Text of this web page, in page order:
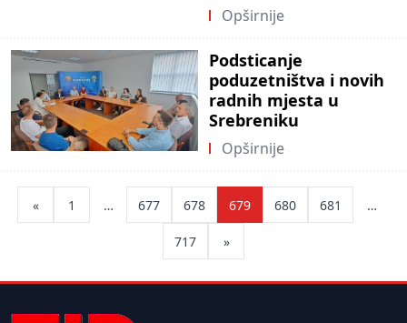
Opširnije
Podsticanje
poduzetništva i novih
radnih mjesta u
Srebreniku
Opširnije
pagination
« 1 … 677 678 679 680 681 …
717 »